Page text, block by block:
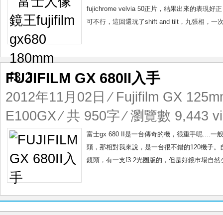
fujichrome velvia 50正片，結果出來的表現好
可不行，這回還玩了shift and tilt，九張相，一
FUJIFILM GX 680II入手
2012年11月02日 ⁄ Fujifilm GX
E100GX⁄ 共 950字 ⁄ 瀏覽數 9,443
富士gx 680 II是一台傳奇的機，很重手呢....一
頭，那相對我來說，是一台很不錯的120機子
鏡頭，有一支f3.2光圈版的，但是好鏡巿場自